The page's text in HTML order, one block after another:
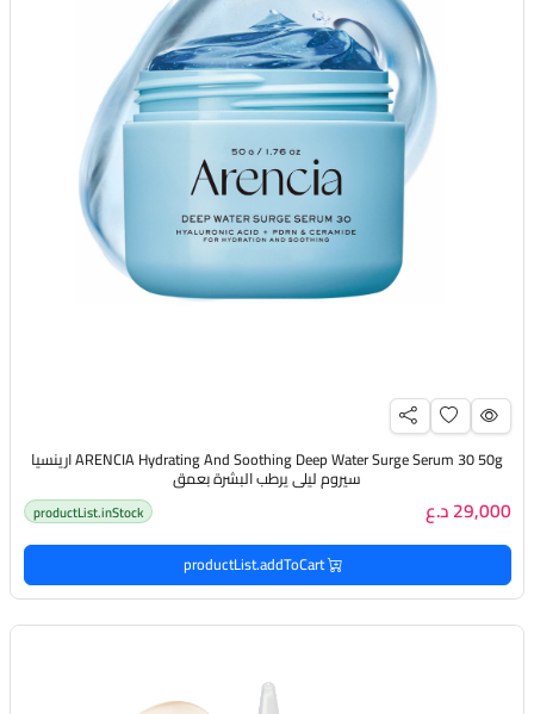
ARENCIA Hydrating And Soothing Deep Water Surge Serum 30 50g ارينسيا
سيروم ليلي يرطب البشرة بعمق
29,000 د.ع productList.inStock
productList.addToCart